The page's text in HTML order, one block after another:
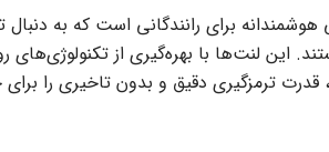
برای رانندگانی است که به دنبال
این لنت‌ها با بهره‌گیری از تکنولوژی‌های
ترمزگیری دقیق و بدون تاخیری را